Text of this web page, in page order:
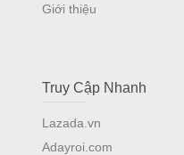
Giới thiệu
Truy Cập Nhanh
Lazada.vn
Adayroi.com